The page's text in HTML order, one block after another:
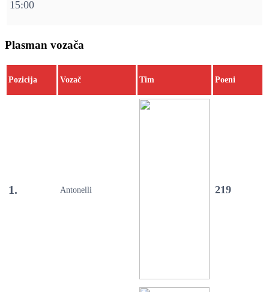
15:00
Plasman vozača
Pozicija Vozač Tim Poeni
1. Antonelli 219